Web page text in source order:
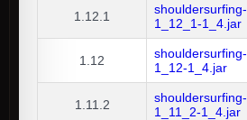
1.12.1
shouldersurfing-
1_12_1-1_4.jar
1.12
shouldersurfing-
1_12-1_4.jar
1.11.2
shouldersurfing-
1_11_2-1_4.jar